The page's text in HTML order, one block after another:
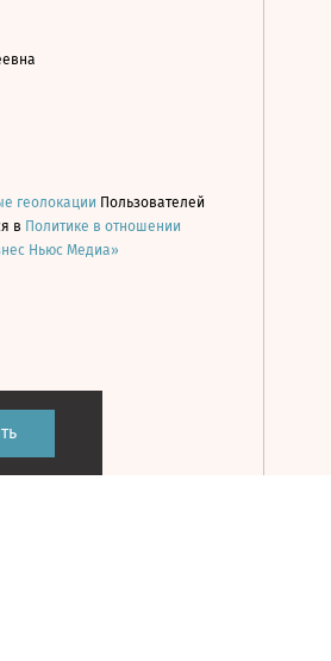
геолокации Пользователей
в Политике в отношении
Ньюс Медиа»